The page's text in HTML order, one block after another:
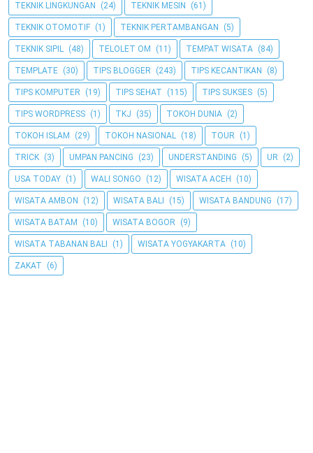
TEKNIK LINGKUNGAN (24) TEKNIK MESIN (61)
TEKNIK OTOMOTIF (1) TEKNIK PERTAMBANGAN (5)
TEKNIK SIPIL (48) TELOLET OM (11) TEMPAT WISATA (84)
TEMPLATE (30) TIPS BLOGGER (243) TIPS KECANTIKAN (8)
TIPS KOMPUTER (19) TIPS SEHAT (115) TIPS SUKSES (5)
TIPS WORDPRESS (1) TKJ (35) TOKOH DUNIA (2)
TOKOH ISLAM (29) TOKOH NASIONAL (18) TOUR (1)
TRICK (3) UMPAN PANCING (23) UNDERSTANDING (5) UR (2)
USA TODAY (1) WALI SONGO (12) WISATA ACEH (10)
WISATA AMBON (12) WISATA BALI (15) WISATA BANDUNG (17)
WISATA BATAM (10) WISATA BOGOR (9)
WISATA TABANAN BALI (1) WISATA YOGYAKARTA (10)
ZAKAT (6)